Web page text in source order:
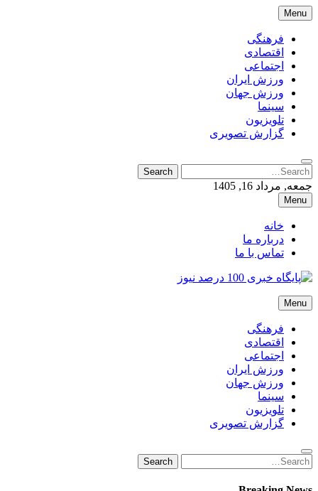
Skip
to
content
Menu
فرهنگی
اقتصادی
اجتماعی
ورزش ایران
ورزش جهان
سینما
تلویزیون
گزارش تصویری
Search
for:
Search
جمعه, مرداد 16, 1405
Menu
خانه
درباره ما
تماس با ما
پایگاه خبری 100 درصد نیوز
پایگاه خبری 100 درصد نیوز
Menu
فرهنگی
اقتصادی
اجتماعی
ورزش ایران
ورزش جهان
سینما
تلویزیون
گزارش تصویری
Search
for:
Search